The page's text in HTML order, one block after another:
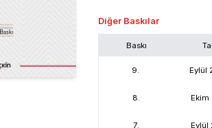
Diğer Baskılar
Baskı
9. Eylül
8. Ekim
7. Eylül